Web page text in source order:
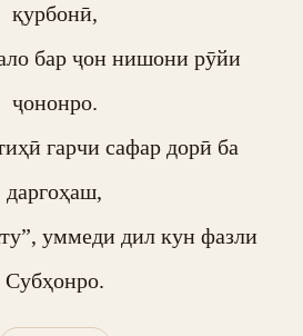
қурбонӣ,
бар ҷон нишони рӯйи
ҷононро.
гарчи сафар дорӣ ба
даргоҳаш,
уммеди дил кун фазли
Субҳонро.